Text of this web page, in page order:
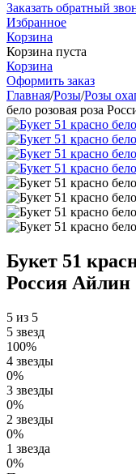
Заказать обратный
Избранное
Корзина
Корзина пуста
Корзина
Оформить заказ
Главная/Розы/Розы
бело розовая роза
Букет 51
Россия Айлин
5 из 5
5 звезд
100%
4 звезды
0%
3 звезды
0%
2 звезды
0%
1 звезда
0%